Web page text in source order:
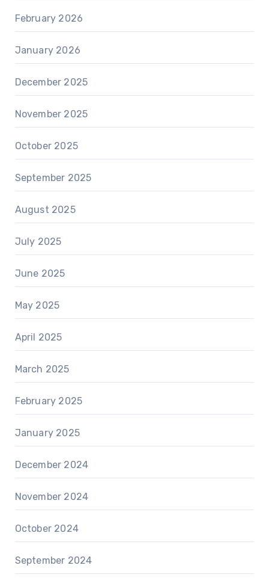
February 2026
January 2026
December 2025
November 2025
October 2025
September 2025
August 2025
July 2025
June 2025
May 2025
April 2025
March 2025
February 2025
January 2025
December 2024
November 2024
October 2024
September 2024